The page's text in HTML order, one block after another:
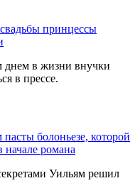
принцессы
днем в жизни внучки
в прессе.
болоньезе, которой
романа
Уильям решил